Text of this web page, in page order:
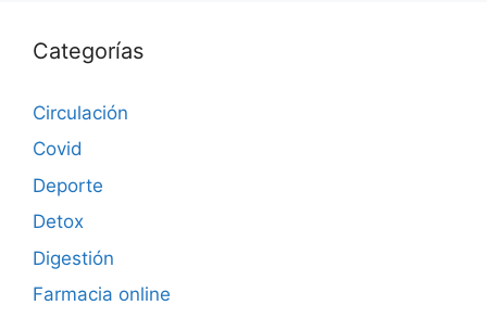
Categorías
Circulación
Covid
Deporte
Detox
Digestión
Farmacia online